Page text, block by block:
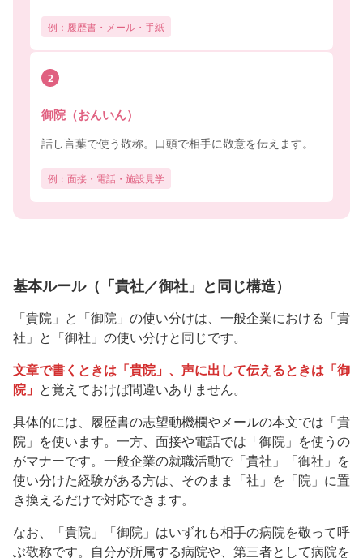
例：履歴書・メール・手紙
2
御院（おんいん）
話し言葉で使う敬称。口頭で相手に敬意を伝えます。
例：面接・電話・施設見学
基本ルール（「貴社／御社」と同じ構造）
「貴院」と「御院」の使い分けは、一般企業における「貴
社」と「御社」の使い分けと同じです。
文章で書くときは「貴院」、声に出して伝えるときは「御
院」 と覚えておけば間違いありません。
具体的には、履歴書の志望動機欄やメールの本文では「貴
院」を使います。一方、面接や電話では「御院」を使うの
がマナーです。一般企業の就職活動で「貴社」「御社」を
使い分けた経験がある方は、そのまま「社」を「院」に置
き換えるだけで対応できます。
なお、「貴院」「御院」はいずれも相手の病院を敬って呼
ぶ敬称です。自分が所属する病院や、第三者として病院を